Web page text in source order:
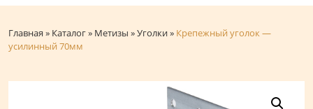
Главная » Каталог» Метизы »Уголки» Крепежный уголок —
усилинный 70мм